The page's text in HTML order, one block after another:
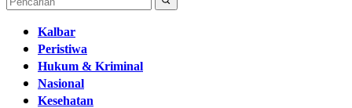
Kalbar
Peristiwa
Hukum & Kriminal
Nasional
Kesehatan